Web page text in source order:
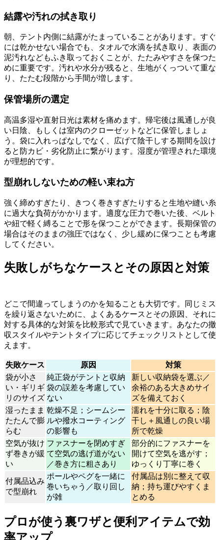
結露や汚れの拭き取り
朝、テント内側に結露がたまっていることがあります。すぐ
には乾かせない場合でも、タオルで水滴を拭き取り、表面の
泥汚れなどもふき取っておくことが、たたみやすさを保つた
めに重要です。汚れや水分が残ると、生地がくっついて重な
り、たたむ段階から手間が増します。
保管場所の選定
高温多湿や直射日光は素材を痛めます。帰宅後は風通しが良
い日陰、もしくは室内のクローゼットなどに保管しましょ
う。袋に入れっぱなしでなく、広げて陰干しする期間を設け
ると防カビ・劣化防止に繋がります。湿度が管理された環境
が理想的です。
型崩れしないための軽い束ね方
強く締めすぎたり、きつく巻きすぎたりすると生地や縫い糸
に過大な負荷がかかります。適度な圧力で巻いた後、ベルト
や紐で軽く縛ることで形を保つことができます。長期保管の
場合はそのままの強圧ではなく、少し緩めに保つことも考慮
してください。
失敗しがちなケースとその原因と対策
どこで間違ってしまうのかを知ることも大切です。同じミス
を繰り返さないために、よくあるケースとその原因、それに
対する具体的な対策を比較形式で見ていきます。あなたの撤
収スタイルやテントタイプに応じてチェックリストとして使
えます。
失敗ケース 原因
対策
袋が小さ
い・ギリギ
リのサイズ
純正袋がテントと収納
袋の誤差を考慮してい
ない
新しい収納袋を選ぶ／
余裕のある大きめサイ
ズを備えておく
湿ったまま
たたんで膨
らむ
乾燥不足；シームシー
ルや撥水コーティング
の影響も
濡れを十分に取る；陰
干し＋風通しの良い場
所で乾燥
空気が抜け
ず巻きが緩
い
ファスナーを閉めすぎ
て空気の逃げ道がない
／巻き方に粗さあり
部分的にファスナーを
開けて空気を逃がす；
ゆっくり丁寧に巻く
付属品込み
で型崩れ
ポールやペグを一緒に
巻いちゃう／取り回し
が雑
付属品は別に整えて収
納；持ち運びやすくま
とめる
プロが使う裏ワザと便利アイテムで効
率アップ